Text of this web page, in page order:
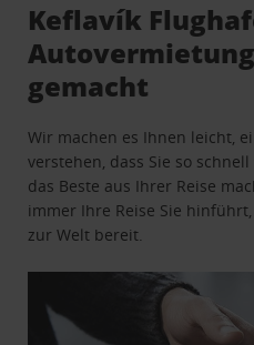
Keflavík
gemacht
Wir machen es Ihnen leicht,
verstehen, dass Sie so
das Beste aus Ihrer Reise
immer Ihre Reise Sie
zur Welt bereit.